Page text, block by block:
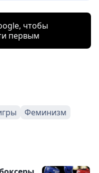
чтобы
первым
Феминизм